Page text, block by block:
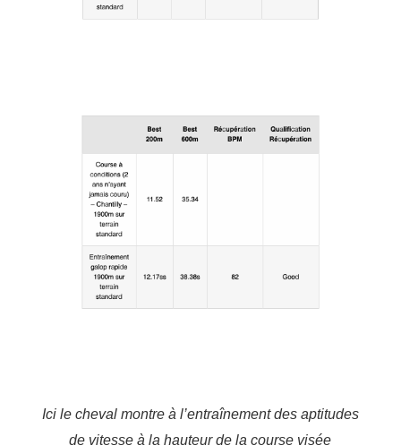
Ici le cheval montre à l’entraînement des aptitudes
de vitesse à la hauteur de la course visée